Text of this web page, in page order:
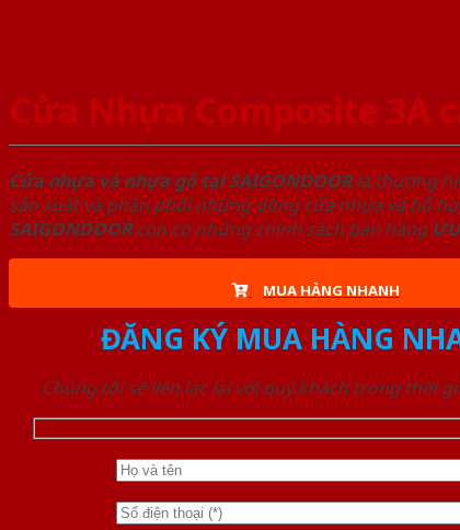
Cửa Nhựa Composite 3A
Cửa nhựa và nhựa gỗ tại SAIGONDOORlà thương
sản xuất và phân phối những dòng cửa nhựa và hỗ
SAIGONDOORcòn có những chính sách bán hàng
MUA HÀNG NHANH
ĐĂNG KÝ MUA HÀNG
Chúng tôi sẽ liên lạc lại với quý khách trong thời